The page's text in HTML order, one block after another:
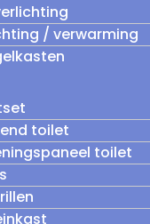
/ verwarming
toilet
toilet